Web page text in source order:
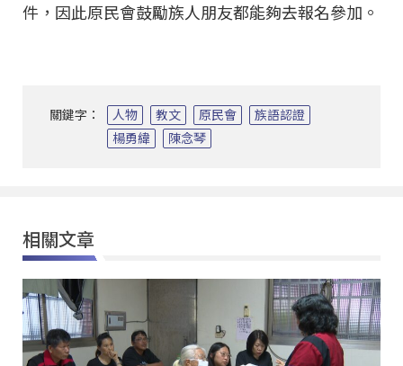
件，因此原民會鼓勵族人朋友都能夠去報名參加。
關鍵字： 人物 教文 原民會
族語認證
楊勇緯
陳念琴
相關文章